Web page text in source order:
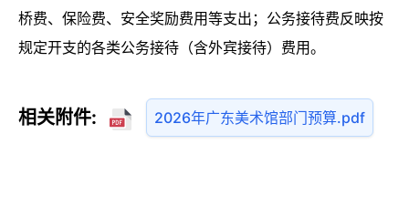
桥费、保险费、安全奖励费用等支出；公务接待费反映按
规定开支的各类公务接待（含外宾接待）费用。
相关附件: 2026年广东美术馆部门预算.pdf